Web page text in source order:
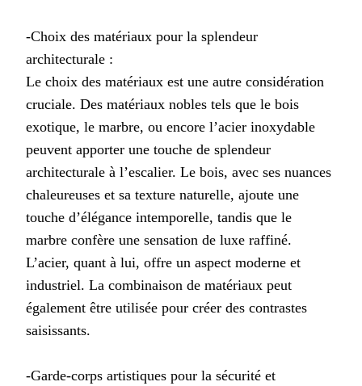
-Choix des matériaux pour la splendeur
architecturale :
Le choix des matériaux est une autre considération
cruciale. Des matériaux nobles tels que le bois
exotique, le marbre, ou encore l’acier inoxydable
peuvent apporter une touche de splendeur
architecturale à l’escalier. Le bois, avec ses nuances
chaleureuses et sa texture naturelle, ajoute une
touche d’élégance intemporelle, tandis que le
marbre confère une sensation de luxe raffiné.
L’acier, quant à lui, offre un aspect moderne et
industriel. La combinaison de matériaux peut
également être utilisée pour créer des contrastes
saisissants.
-Garde-corps artistiques pour la sécurité et